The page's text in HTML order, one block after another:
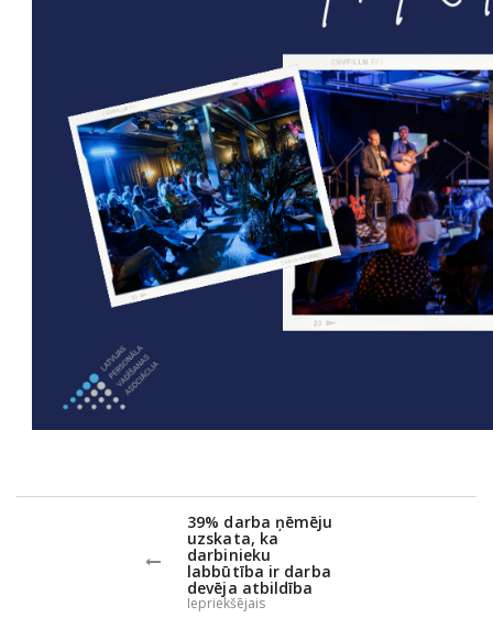
39% darba ņēmēju
uzskata, ka
darbinieku
labbūtība ir darba
devēja atbildība
Iepriekšējais